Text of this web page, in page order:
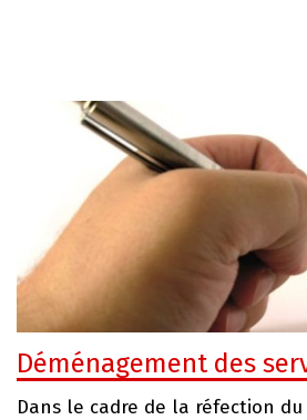
Dans le cadre de la réfection